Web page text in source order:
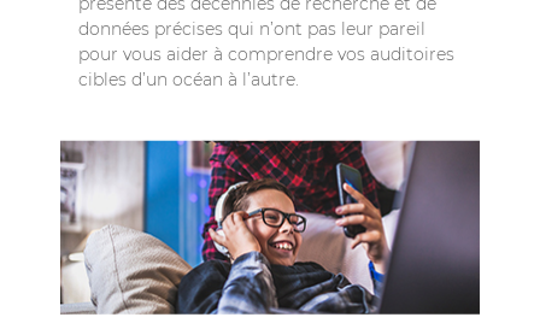
données précises qui n’ont pas leur pareil
pour vous aider à comprendre vos auditoires
cibles d’un océan à l’autre.